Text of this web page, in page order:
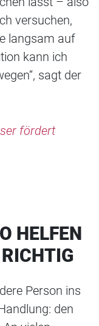
versuchen,
langsam auf
kann ich
sagt der
fördert
HELFEN
Person ins
den